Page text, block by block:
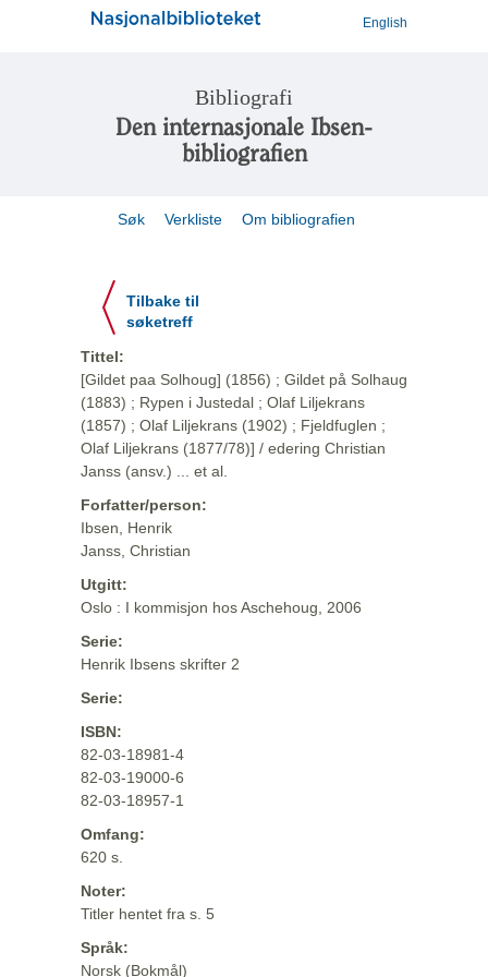
English
Bibliografi
Den internasjonale Ibsen-
bibliografien
Søk Verkliste Om bibliografien
Tilbake til
søketreff
Tittel:
[Gildet paa Solhoug] (1856) ; Gildet på Solhaug
(1883) ; Rypen i Justedal ; Olaf Liljekrans
(1857) ; Olaf Liljekrans (1902) ; Fjeldfuglen ;
Olaf Liljekrans (1877/78)] / edering Christian
Janss (ansv.) ... et al.
Forfatter/person:
Ibsen, Henrik
Janss, Christian
Utgitt:
Oslo : I kommisjon hos Aschehoug, 2006
Serie:
Henrik Ibsens skrifter 2
Serie:
ISBN:
82-03-18981-4
82-03-19000-6
82-03-18957-1
Omfang:
620 s.
Noter:
Titler hentet fra s. 5
Språk:
Norsk (Bokmål)